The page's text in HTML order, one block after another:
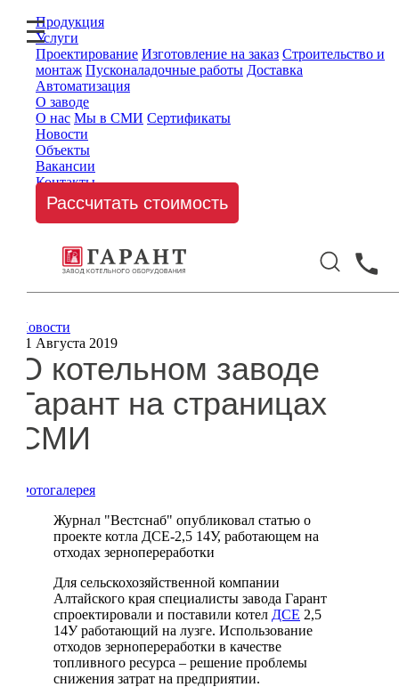
Продукция
Услуги
Проектирование Изготовление на заказ Строительство и
монтаж Пусконаладочные работы Доставка
Автоматизация
О заводе
О нас Мы в СМИ Сертификаты
Новости
Объекты
Вакансии
Контакты
Рассчитать стоимость
Новости
21 Августа 2019
О котельном заводе
Гарант на страницах
СМИ
Фотогалерея
Журнал "Вестснаб" опубликовал статью о
проекте котла ДСЕ-2,5 14У, работающем на
отходах зернопереработки
Для сельскохозяйственной компании
Алтайского края специалисты завода Гарант
спроектировали и поставили котел ДСЕ 2,5
14У работающий на лузге. Использование
отходов зернопереработки в качестве
топливного ресурса – решение проблемы
снижения затрат на предприятии.